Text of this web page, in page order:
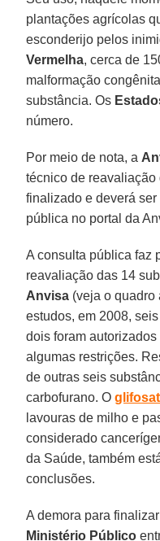
plantações agrícolas
esconderijo pelos
Vermelha, cerca de
malformação
substância. Os
número.
Por meio de nota, a
técnico de
finalizado e deverá
pública no portal da
A consulta pública faz
reavaliação das 14
Anvisa (veja o quadro
estudos, em 2008,
dois foram
algumas restrições.
de outras seis
carbofurano. O
lavouras de milho e
considerado
da Saúde, também
conclusões.
A demora para
Ministério Público